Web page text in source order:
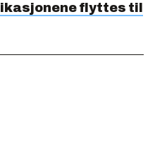
flyttes til